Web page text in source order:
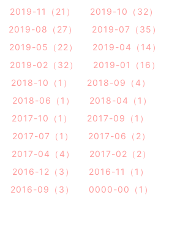
2019-11（21）
2019-10（32）
2019-08（27）
2019-07（35）
2019-05（22）
2019-04（14）
2019-02（32）
2019-01（16）
2018-10（1）
2018-09（4）
2018-06（1）
2018-04（1）
2017-10（1）
2017-09（1）
2017-07（1）
2017-06（2）
2017-04（4）
2017-02（2）
2016-12（3）
2016-11（1）
2016-09（3） 0000-00（1）